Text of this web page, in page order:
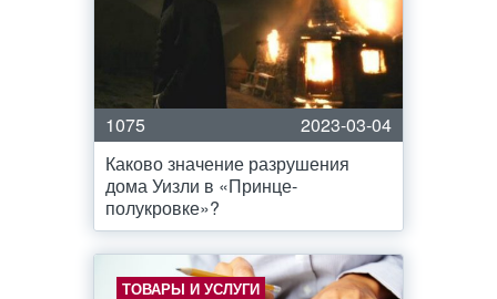
1075
2023-03-04
Каково значение разрушения
дома Уизли в «Принце-
полукровке»?
ТОВАРЫ И УСЛУГИ